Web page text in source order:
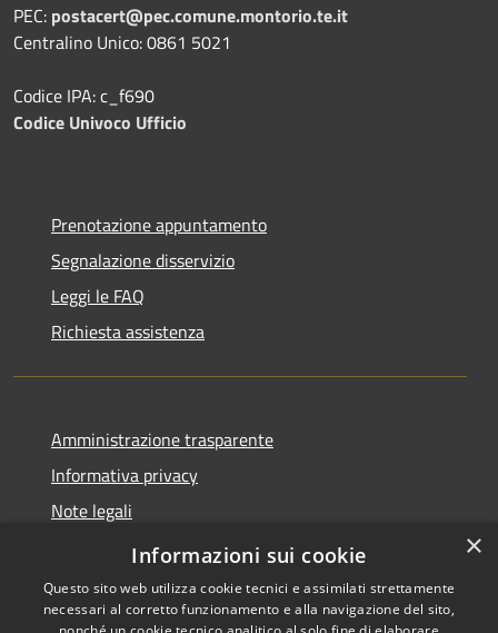
PEC: postacert@pec.comune.montorio.te.it
Centralino Unico: 0861 5021
Codice IPA: c_f690
Codice Univoco Ufficio
Prenotazione appuntamento
Segnalazione disservizio
Leggi le FAQ
Richiesta assistenza
Amministrazione trasparente
Informativa privacy
Note legali
Dichiarazione di accessibilità
×
Informazioni sui cookie
Questo sito web utilizza cookie tecnici e assimilati strettamente
necessari al corretto funzionamento e alla navigazione del sito,